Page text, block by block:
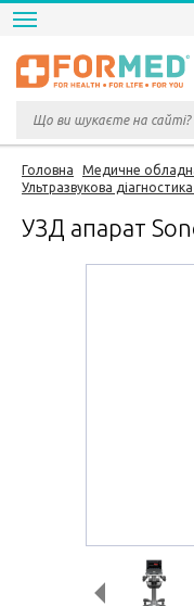
Головна Медичне
Ультразвукова
УЗД апарат